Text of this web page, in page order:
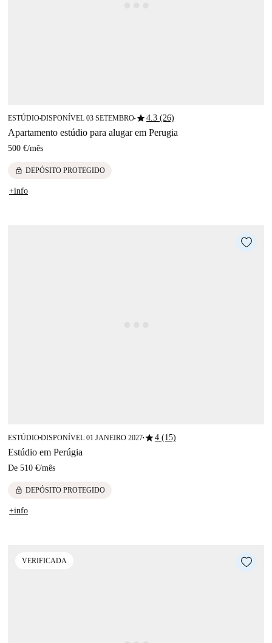
ESTÚDIO■DISPONÍVEL 03 SETEMBRO■star4.3 (26)
Apartamento estúdio para alugar em Perugia
500 €/mês
lock DEPÓSITO PROTEGIDO
+info
ESTÚDIO■DISPONÍVEL 01 JANEIRO 2027■star4 (15)
Estúdio em Perúgia
De 510 €/mês
lock DEPÓSITO PROTEGIDO
+info
VERIFICADA